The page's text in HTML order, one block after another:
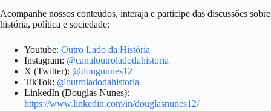
Acompanhe nossos conteúdos, interaja e participe das discussões sobre
história, política e sociedade:
Youtube: Outro Lado da História
Instagram: @canaloutroladodahistoria
X (Twitter): @dougnunes12
TikTok: @outroladodahistoria
LinkedIn (Douglas Nunes):
https://www.linkedin.com/in/douglasnunes12/